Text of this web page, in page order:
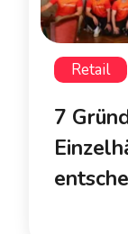
Retail
7